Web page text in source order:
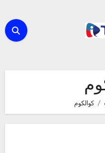
كوالكوم